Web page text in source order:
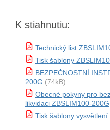
K stiahnutiu:
Technický list
Tisk šablony
BEZPEČNOSTNÍ
200G (74kB)
Obecné pokyny pro
likvidaci ZBSLIM100-200G
Tisk šablony vysvětlení